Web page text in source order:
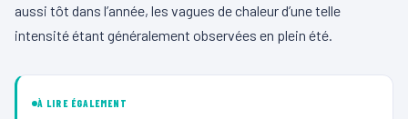
aussi tôt dans l’année, les vagues de chaleur d’une telle
intensité étant généralement observées en plein été.
À LIRE ÉGALEMENT